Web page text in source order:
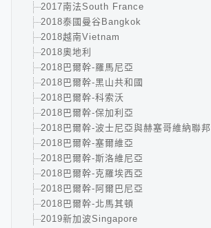
2017南法South France
2018泰國曼谷Bangkok
2018越南Vietnam
2018奧地利
2018巴爾幹-羅馬尼亞
2018巴爾幹-黑山共和國
2018巴爾幹-科索沃
2018巴爾幹-保加利亞
2018巴爾幹-波士尼亞與赫塞哥維納聯邦
2018巴爾幹-塞爾維亞
2018巴爾幹-斯洛維尼亞
2018巴爾幹-克羅埃西亞
2018巴爾幹-阿爾巴尼亞
2018巴爾幹-北馬其頓
2019新加波Singapore